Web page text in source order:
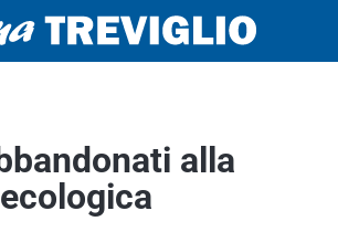
alla